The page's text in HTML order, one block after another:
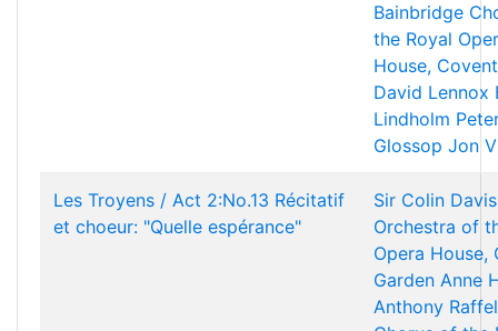
Bainbridge
the Royal
House,
David Lennox
Lindholm
Glossop Jon
Les Troyens / Act 2:No.13 Récitatif
et choeur: "Quelle espérance"
Sir Colin Davis
Orchestra of
Opera House,
Garden Anne
Anthony